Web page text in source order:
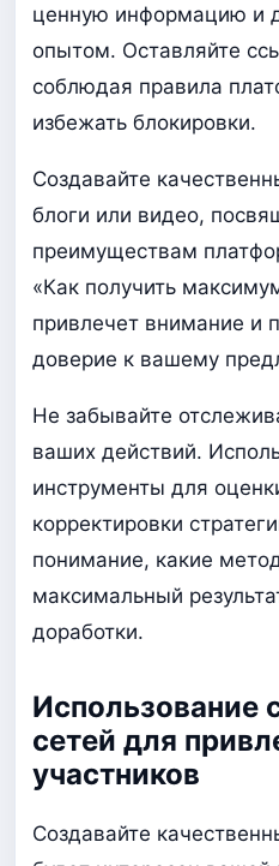
ценную информацию и
опытом. Оставляйте
соблюдая правила
избежать блокировки.
Создавайте
блоги или видео,
преимуществам
«Как получить
привлечет внимание и
доверие к вашему
Не забывайте
ваших действий.
инструменты для
корректировки
понимание, какие
максимальный
доработки.
Использование
сетей для
участников
Создавайте